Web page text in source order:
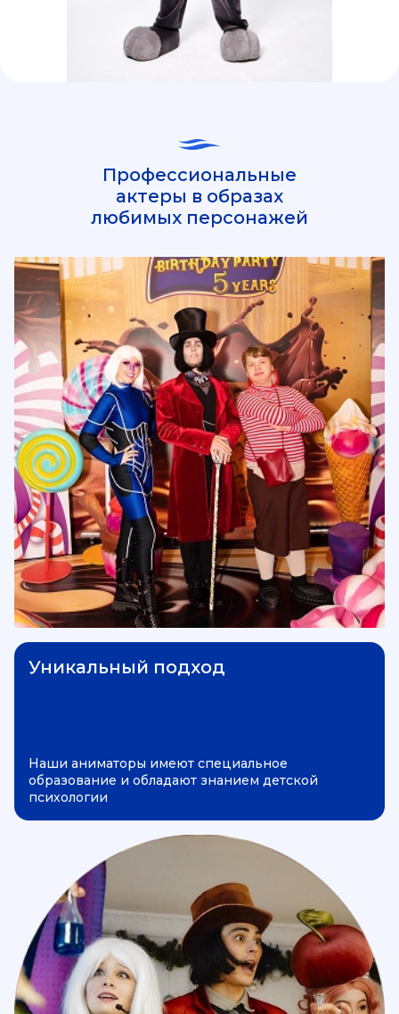
Профессиональные
актеры в образах
любимых персонажей
Уникальный подход
Наши аниматоры имеют специальное
образование и обладают знанием детской
психологии